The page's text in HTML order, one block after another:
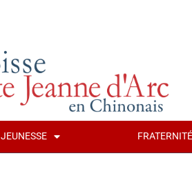
JEUNESSE